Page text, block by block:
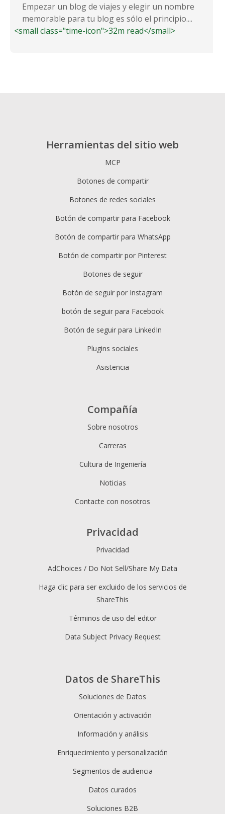
Empezar un blog de viajes y elegir un nombre
memorable para tu blog es sólo el principio....
<small class="time-icon">32m read</small>
Herramientas del sitio web
MCP
Botones de compartir
Botones de redes sociales
Botón de compartir para Facebook
Botón de compartir para WhatsApp
Botón de compartir por Pinterest
Botones de seguir
Botón de seguir por Instagram
botón de seguir para Facebook
Botón de seguir para LinkedIn
Plugins sociales
Asistencia
Datos de ShareThis
Soluciones de Datos
Orientación y activación
Información y análisis
Enriquecimiento y personalización
Segmentos de audiencia
Datos curados
Soluciones B2B
Compañía
Sobre nosotros
Carreras
Cultura de Ingeniería
Noticias
Contacte con nosotros
Privacidad
Privacidad
AdChoices / Do Not Sell/Share My Data
Haga clic para ser excluido de los servicios de
ShareThis
Términos de uso del editor
Data Subject Privacy Request